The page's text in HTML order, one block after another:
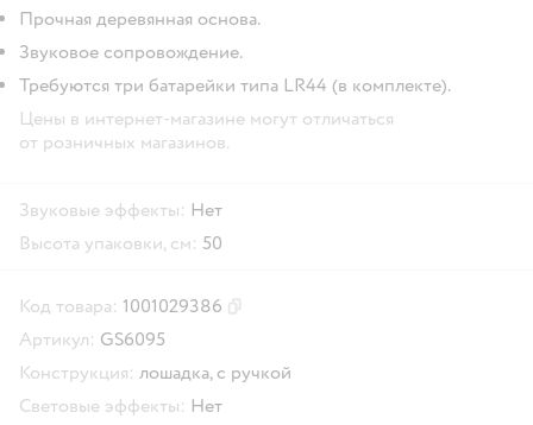
Прочная деревянная основа.
Звуковое сопровождение.
Требуются три батарейки типа LR44 (в комплекте).
Цены в интернет-магазине могут отличаться
от розничных магазинов.
Звуковые эффекты: Нет
Высота упаковки, см: 50
Код товара: 1001029386
Артикул: GS6095
Конструкция: лошадка, с ручкой
Световые эффекты: Нет